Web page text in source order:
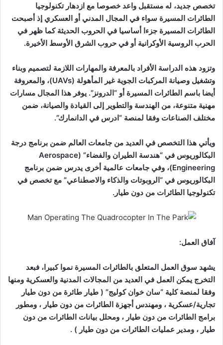
تخصص جديد، له مستقبل واعد خصوصا مع ازدهار تكنولوجيا
الطائرات المسيرة سواء في المجال المدني أو العسكري إذ أصبحت
الطائرات المسيرة جزءا أساسيا في الحروب الحديثة كما ظهر في
الحرب الروسية الأوكرانية أو في حروب الشرق الأوسط الأخيرة.
وتزود هذه الدراسة الأفراد بالمعرفة والمهارات اللازمة لتصميم وبناء
وتشغيل وصيانة المركبات الجوية غير المأهولة (UAVs)
، والمعروفة
أيضا باسم الطائرات المسيرة أو “الدرونز”. يوفر هذا المجال مسارات
مهنية متنوعة، من الهندسة والتطوير إلى القيادة والصيانة، ضمن
مختلف الصناعات وفقا لمنصة “ادرس في الدانمارك“.
ويأتي هذا التخصص في العديد من جامعات العالم ضمن برنامج درجة
البكالوريوس في “هندسة الطيران والفضاء
” (Aerospace
Engineering) ، وفي جامعات عالمية أخرى يدرس ضمن برنامج
البكالوريوس في “الروبوتات والذكاء والاصطناعي” مع تخصص في
تكنولوجيا الطائرات من دون طيار .
آفاق العمل:
يشهد سوق العمل المتعلق بالطائرات المسيرة نموا كبيرا، فبعد
التخرج يمكن العمل في العديد من المجالات المدنية والعسكرية ومنها
وفقا لمنصة كلية “سان خوان كوليج” ( طيار طائرة من دون طيار
تجارية/عسكرية ، ومهندس أجهزة الطائرات من دون طيار ، ومطور
برامج الطائرات من دون طيار ، ومحلل بيانات الطائرات من دون
طيار ، ومدير عمليات الطائرات من دون طيار ) .